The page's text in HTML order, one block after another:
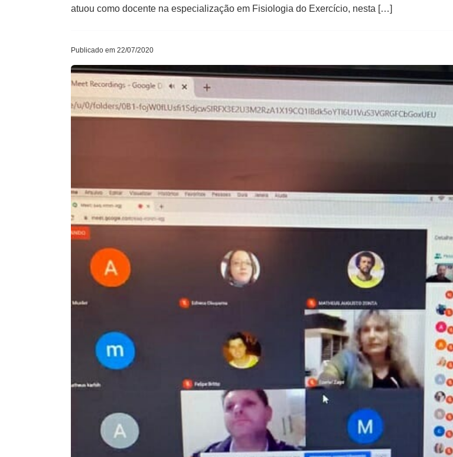
atuou como docente na especialização em Fisiologia do Exercício, nesta […]
Publicado em 22/07/2020